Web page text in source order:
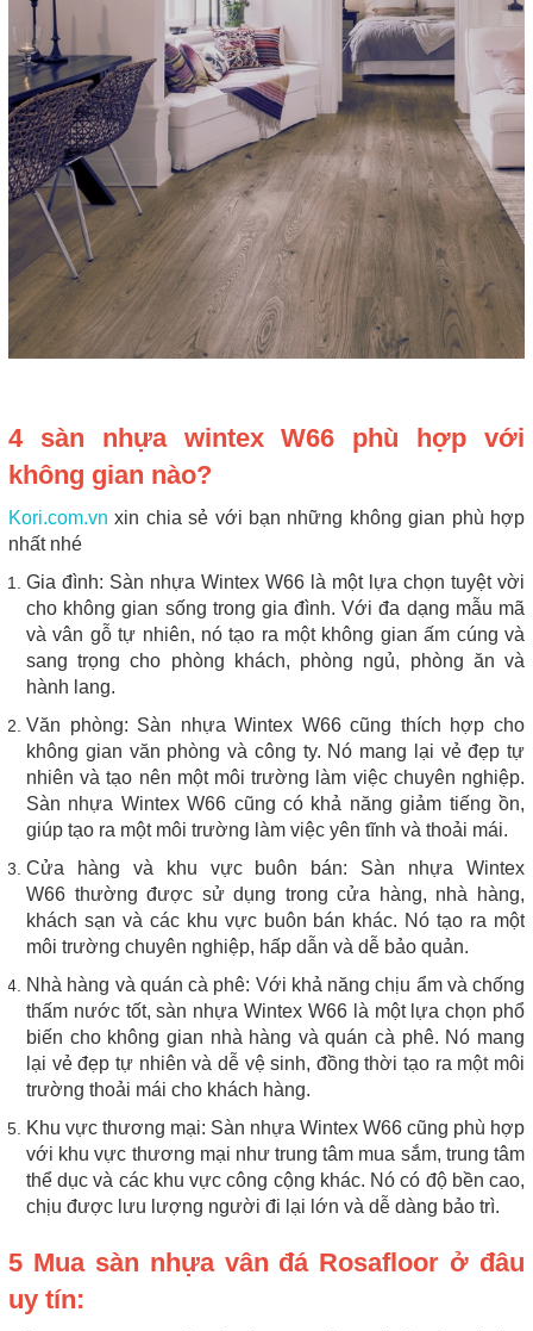
4 sàn nhựa wintex W66 phù hợp với
không gian nào?
Kori.com.vnxin chia sẻ với bạn những không gian phù hợp
nhất nhé
Gia đình: Sàn nhựa Wintex W66 là một lựa chọn tuyệt vời
cho không gian sống trong gia đình. Với đa dạng mẫu mã
và vân gỗ tự nhiên, nó tạo ra một không gian ấm cúng và
sang trọng cho phòng khách, phòng ngủ, phòng ăn và
hành lang.
Văn phòng: Sàn nhựa Wintex W66 cũng thích hợp cho
không gian văn phòng và công ty. Nó mang lại vẻ đẹp tự
nhiên và tạo nên một môi trường làm việc chuyên nghiệp.
Sàn nhựa Wintex W66 cũng có khả năng giảm tiếng ồn,
giúp tạo ra một môi trường làm việc yên tĩnh và thoải mái.
Cửa hàng và khu vực buôn bán: Sàn nhựa Wintex
W66 thường được sử dụng trong cửa hàng, nhà hàng,
khách sạn và các khu vực buôn bán khác. Nó tạo ra một
môi trường chuyên nghiệp, hấp dẫn và dễ bảo quản.
Nhà hàng và quán cà phê: Với khả năng chịu ẩm và chống
thấm nước tốt, sàn nhựa Wintex W66 là một lựa chọn phổ
biến cho không gian nhà hàng và quán cà phê. Nó mang
lại vẻ đẹp tự nhiên và dễ vệ sinh, đồng thời tạo ra một môi
trường thoải mái cho khách hàng.
Khu vực thương mại: Sàn nhựa Wintex W66 cũng phù hợp
với khu vực thương mại như trung tâm mua sắm, trung tâm
thể dục và các khu vực công cộng khác. Nó có độ bền cao,
chịu được lưu lượng người đi lại lớn và dễ dàng bảo trì.
5 Mua sàn nhựa vân đá Rosafloor ở đâu
uy tín: